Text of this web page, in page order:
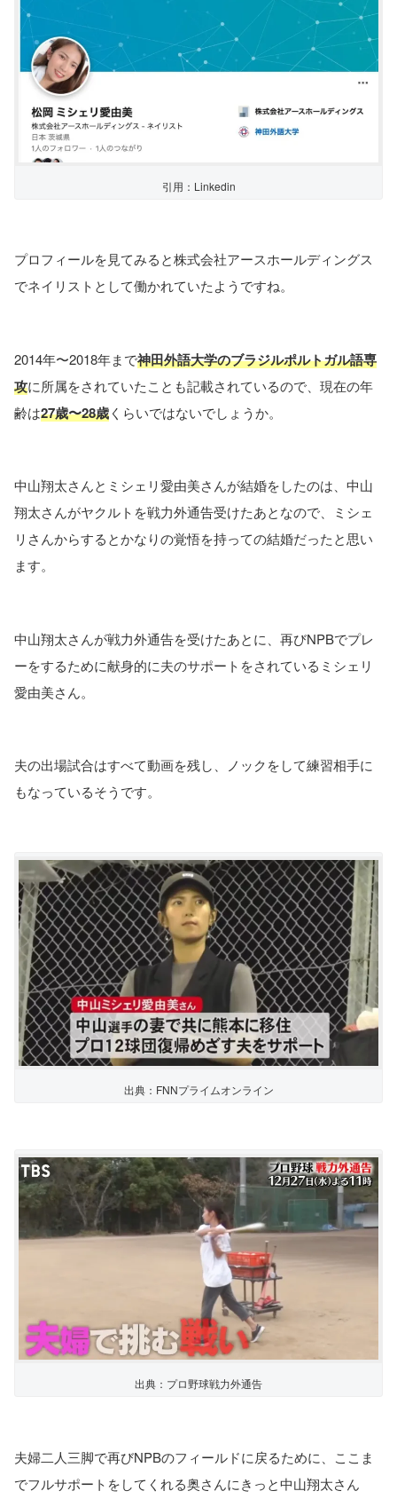
引用：Linkedin
プロフィールを見てみると株式会社アースホールディングス
でネイリストとして働かれていたようですね。
2014年〜2018年まで神田外語大学のブラジルポルトガル語専
攻に所属をされていたことも記載されているので、現在の年
齢は27歳〜28歳くらいではないでしょうか。
中山翔太さんとミシェリ愛由美さんが結婚をしたのは、中山
翔太さんがヤクルトを戦力外通告受けたあとなので、ミシェ
リさんからするとかなりの覚悟を持っての結婚だったと思い
ます。
中山翔太さんが戦力外通告を受けたあとに、再びNPBでプレ
ーをするために献身的に夫のサポートをされているミシェリ
愛由美さん。
夫の出場試合はすべて動画を残し、ノックをして練習相手に
もなっているそうです。
出典：FNNプライムオンライン
出典：プロ野球戦力外通告
夫婦二人三脚で再びNPBのフィールドに戻るために、ここま
でフルサポートをしてくれる奥さんにきっと中山翔太さん